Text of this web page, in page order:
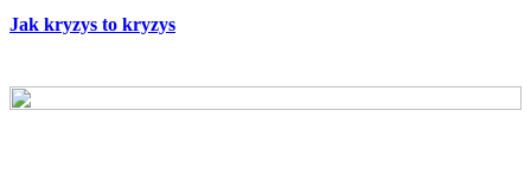
Jak kryzys to kryzys